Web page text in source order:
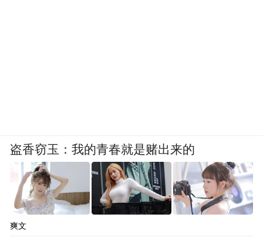
盗香窃玉：我的青春就是赌出来的
爽文